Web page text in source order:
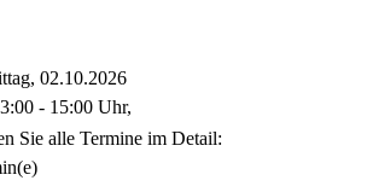
02.10.2026
- 15:00 Uhr,
Sie alle Termine im Detail: